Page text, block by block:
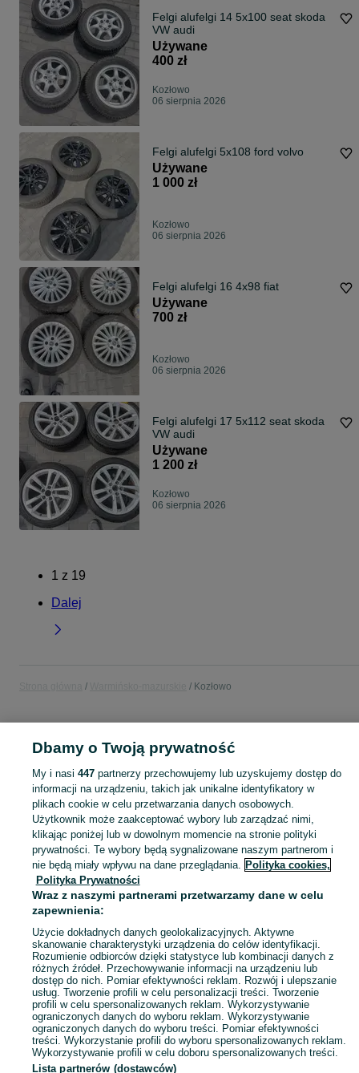
Felgi alufelgi 14 5x100 seat skoda
VW audi
Używane
400 zł
Kozłowo
06 sierpnia 2026
Felgi alufelgi 5x108 ford volvo
Używane
1 000 zł
Kozłowo
06 sierpnia 2026
Felgi alufelgi 16 4x98 fiat
Używane
700 zł
Kozłowo
06 sierpnia 2026
Felgi alufelgi 17 5x112 seat skoda
VW audi
Używane
1 200 zł
Kozłowo
06 sierpnia 2026
1 z 19
Dalej
Kozłowo
działka 0124515080 opony hundai ziemia ogrodnicza
Skorzystaj z największego serwisu ogłoszeniowego - Kozłowo i okolice! Kupuj to, czego pragniesz i sprzedawaj to, czego już nie potrzebujesz! Zobacz
Mapa kategorii
Mapa miejscowości
Mapa ministron
Popularne wyszukiwania
Dbamy o Twoją prywatność
My i nasi 447partnerzy przechowujemy lub uzyskujemy dostęp do
informacji na urządzeniu, takich jak unikalne identyfikatory w
plikach cookie w celu przetwarzania danych osobowych.
Użytkownik może zaakceptować wybory lub zarządzać nimi,
klikając poniżej lub w dowolnym momencie na stronie polityki
prywatności. Te wybory będą sygnalizowane naszym partnerom i
nie będą miały wpływu na dane przeglądania. Polityka cookies,
Polityka Prywatności
Wraz z naszymi partnerami przetwarzamy dane w celu
zapewnienia:
Użycie dokładnych danych geolokalizacyjnych. Aktywne
skanowanie charakterystyki urządzenia do celów identyfikacji.
Rozumienie odbiorców dzięki statystyce lub kombinacji danych z
różnych źródeł. Przechowywanie informacji na urządzeniu lub
dostęp do nich. Pomiar efektywności reklam. Rozwój i ulepszanie
usług. Tworzenie profili w celu personalizacji treści. Tworzenie
profili w celu spersonalizowanych reklam. Wykorzystywanie
ograniczonych danych do wyboru reklam. Wykorzystywanie
ograniczonych danych do wyboru treści. Pomiar efektywności
treści. Wykorzystanie profili do wyboru spersonalizowanych reklam.
Wykorzystywanie profili w celu doboru spersonalizowanych treści.
Lista partnerów (dostawców)